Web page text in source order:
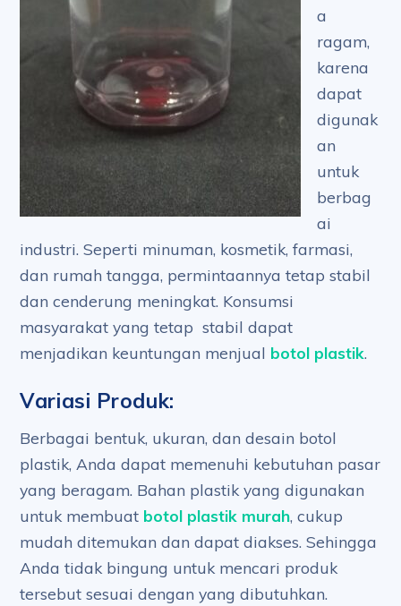
a
ragam,
karena
dapat
digunak
an
untuk
berbag
ai
industri. Seperti minuman, kosmetik, farmasi,
dan rumah tangga, permintaannya tetap stabil
dan cenderung meningkat. Konsumsi
masyarakat yang tetap stabil dapat
menjadikan keuntungan menjual botol plastik.
Variasi Produk:
Berbagai bentuk, ukuran, dan desain botol
plastik, Anda dapat memenuhi kebutuhan pasar
yang beragam. Bahan plastik yang digunakan
untuk membuat botol plastik murah, cukup
mudah ditemukan dan dapat diakses. Sehingga
Anda tidak bingung untuk mencari produk
tersebut sesuai dengan yang dibutuhkan.